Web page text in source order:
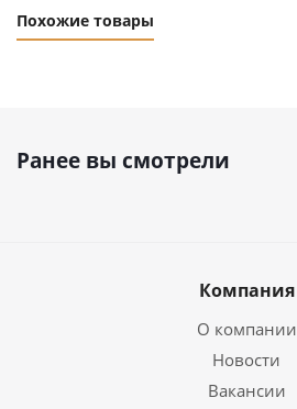
Похожие товары
Ранее вы смотрели
Компания
О компании
Новости
Вакансии